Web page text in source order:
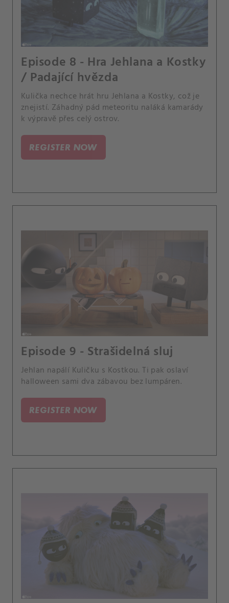
Episode 8 - Hra Jehlana a Kostky
/ Padající hvězda
Kulička nechce hrát hru Jehlana a Kostky, což je
znejistí. Záhadný pád meteoritu naláká kamarády
k výpravě přes celý ostrov.
REGISTER NOW
Episode 9 - Strašidelná sluj
Jehlan napálí Kuličku s Kostkou. Ti pak oslaví
halloween sami dva zábavou bez lumpáren.
REGISTER NOW